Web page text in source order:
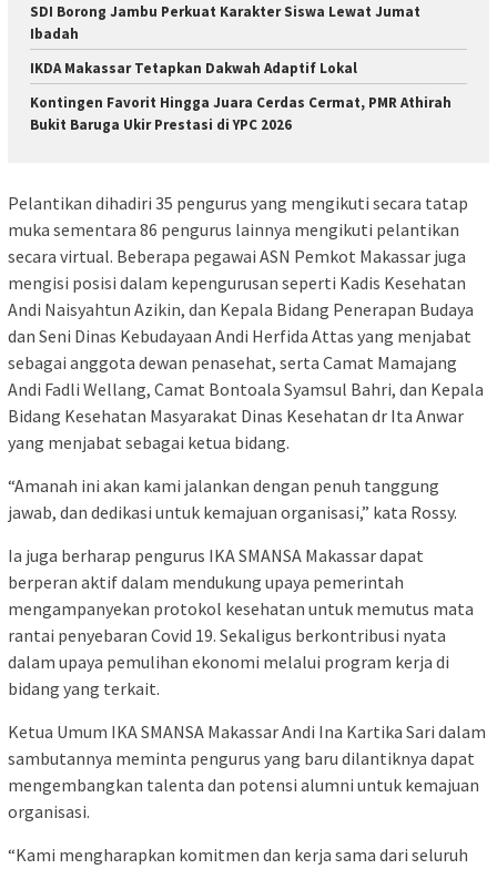
SDI Borong Jambu Perkuat Karakter Siswa Lewat Jumat
Ibadah
IKDA Makassar Tetapkan Dakwah Adaptif Lokal
Kontingen Favorit Hingga Juara Cerdas Cermat, PMR Athirah
Bukit Baruga Ukir Prestasi di YPC 2026
Pelantikan dihadiri 35 pengurus yang mengikuti secara tatap
muka sementara 86 pengurus lainnya mengikuti pelantikan
secara virtual. Beberapa pegawai ASN Pemkot Makassar juga
mengisi posisi dalam kepengurusan seperti Kadis Kesehatan
Andi Naisyahtun Azikin, dan Kepala Bidang Penerapan Budaya
dan Seni Dinas Kebudayaan Andi Herfida Attas yang menjabat
sebagai anggota dewan penasehat, serta Camat Mamajang
Andi Fadli Wellang, Camat Bontoala Syamsul Bahri, dan Kepala
Bidang Kesehatan Masyarakat Dinas Kesehatan dr Ita Anwar
yang menjabat sebagai ketua bidang.
“Amanah ini akan kami jalankan dengan penuh tanggung
jawab, dan dedikasi untuk kemajuan organisasi,” kata Rossy.
Ia juga berharap pengurus IKA SMANSA Makassar dapat
berperan aktif dalam mendukung upaya pemerintah
mengampanyekan protokol kesehatan untuk memutus mata
rantai penyebaran Covid 19. Sekaligus berkontribusi nyata
dalam upaya pemulihan ekonomi melalui program kerja di
bidang yang terkait.
Ketua Umum IKA SMANSA Makassar Andi Ina Kartika Sari dalam
sambutannya meminta pengurus yang baru dilantiknya dapat
mengembangkan talenta dan potensi alumni untuk kemajuan
organisasi.
“Kami mengharapkan komitmen dan kerja sama dari seluruh